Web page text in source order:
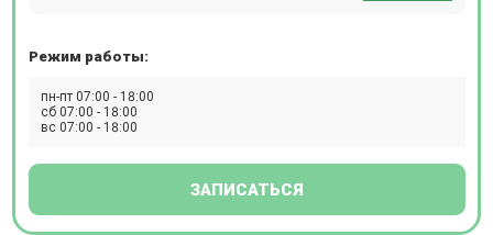
Режим работы:
пн-пт 07:00 - 18:00
сб 07:00 - 18:00
вс 07:00 - 18:00
ЗАПИСАТЬСЯ